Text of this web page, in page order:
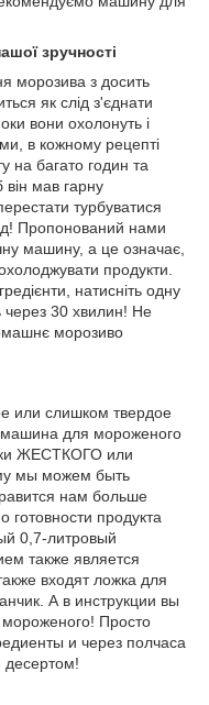
зручності
морозива з досить
як слід з'єднати
вони охолонуть і
в кожному рецепті
на багато годин та
мав гарну
турбуватися
Пропонований нами
машину, а це означає,
продукти.
натисніть одну
через 30 хвилин! Не
морозиво
или слишком твердое
для мороженого
ЖЕСТКОГО или
мы можем быть
нам больше
готовности продукта
0,7-литровый
также является
входят ложка для
А в инструкции вы
мороженого! Просто
и через полчаса